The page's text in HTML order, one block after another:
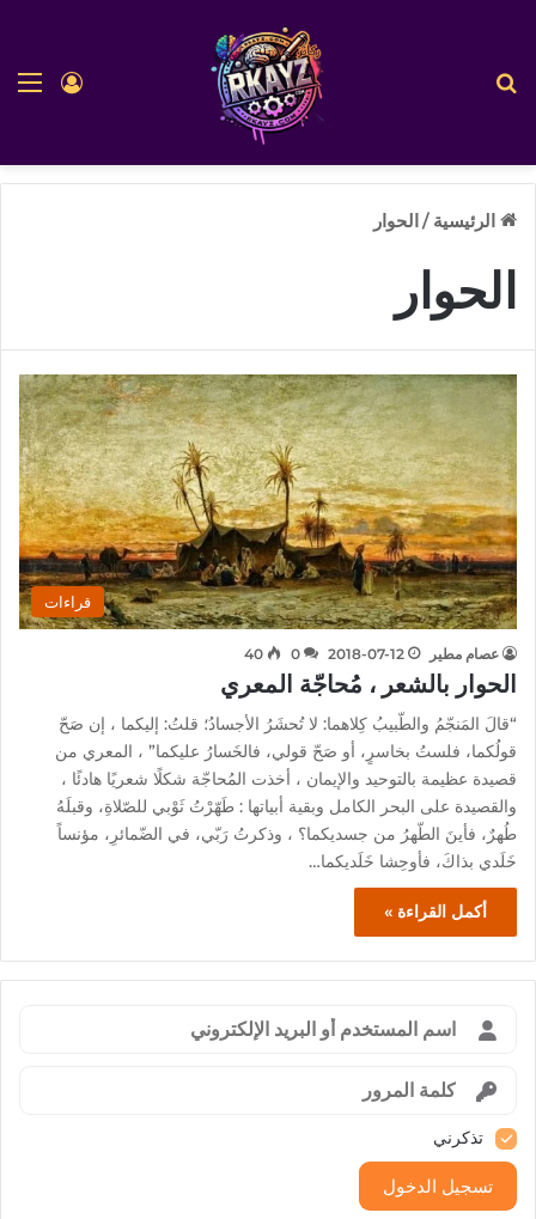
تسجيل
الرئيسية /الحوار
الحوار
قراءات
عصام مطير 2018-07-12
0
40
الحوار بالشعر ، مُحاجّة المعري
“قالَ المَنجّمُ والطّبيبُ كِلاهما: لا تُحشَرُ الأجسادُ؛ قلتُ: إليكما ، إن صَحّ
قولُكما، فلستُ بخاسرٍ، أو صَحّ قولي، فالخَسارُ عليكما” ، المعري من
قصيدة عظيمة بالتوحيد والإيمان ، أخذت المُحاجّة شكلًا شعريًا هادئًا ،
والقصيدة على البحر الكامل وبقية أبياتها : طَهّرْتُ ثَوْبي للصّلاةِ، وقبلَهُ
طُهرٌ، فأينَ الطّهرُ من جسديكما؟ ، وذكرتُ رَبّي، في الضّمائرِ، مؤنساً
خَلَدي بذاكَ، فأوحِشا خَلَديكما…
أكمل القراءة »
تذكرني
تسجيل الدخول